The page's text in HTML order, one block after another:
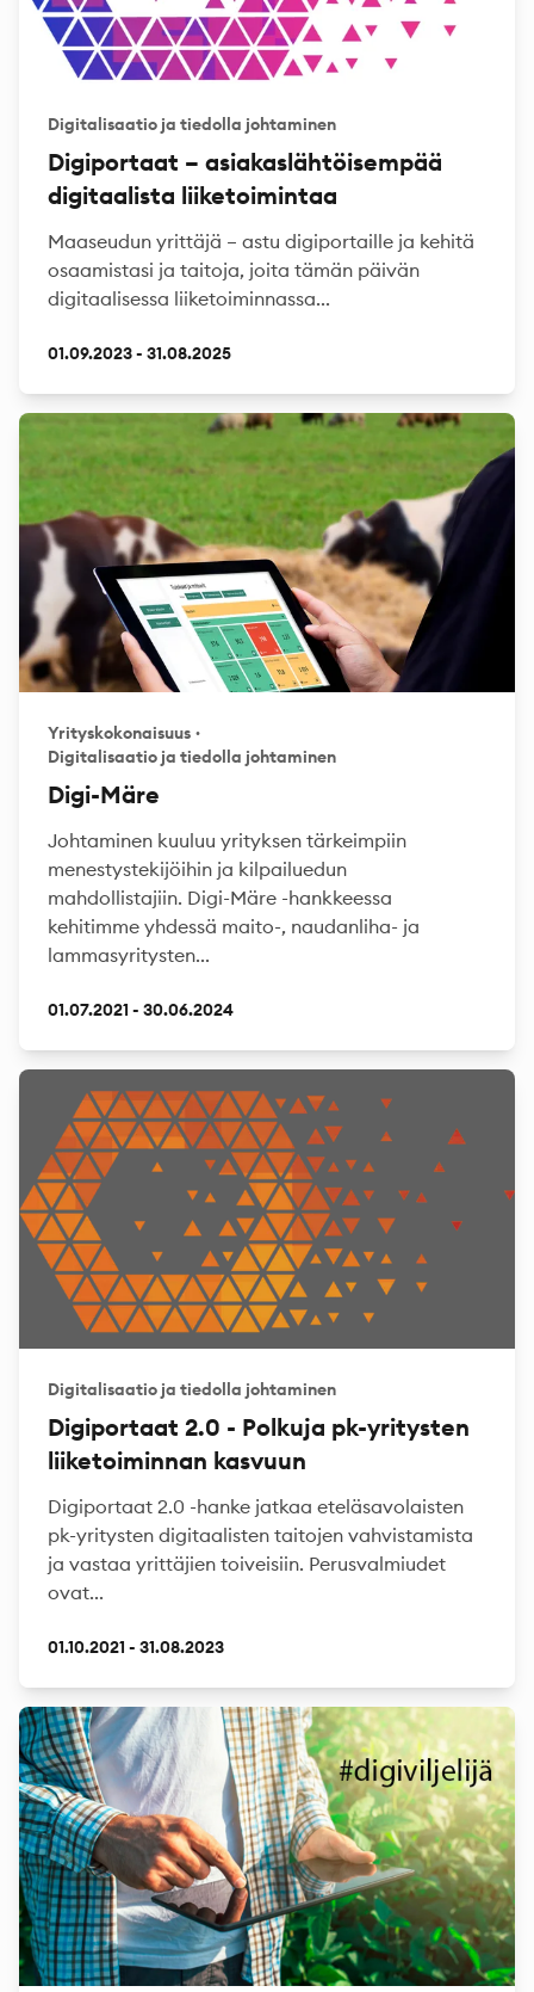
Digitalisaatio ja tiedolla johtaminen
Digiportaat – asiakaslähtöisempää
digitaalista liiketoimintaa
Maaseudun yrittäjä – astu digiportaille ja kehitä
osaamistasi ja taitoja, joita tämän päivän
digitaalisessa liiketoiminnassa...
01.09.2023 - 31.08.2025
Yrityskokonaisuus ·
Digitalisaatio ja tiedolla johtaminen
Digi-Märe
Johtaminen kuuluu yrityksen tärkeimpiin
menestystekijöihin ja kilpailuedun
mahdollistajiin. Digi-Märe -hankkeessa
kehitimme yhdessä maito-, naudanliha- ja
lammasyritysten...
01.07.2021 - 30.06.2024
Digitalisaatio ja tiedolla johtaminen
Digiportaat 2.0 - Polkuja pk-yritysten
liiketoiminnan kasvuun
Digiportaat 2.0 -hanke jatkaa eteläsavolaisten
pk-yritysten digitaalisten taitojen vahvistamista
ja vastaa yrittäjien toiveisiin. Perusvalmiudet
ovat...
01.10.2021 - 31.08.2023